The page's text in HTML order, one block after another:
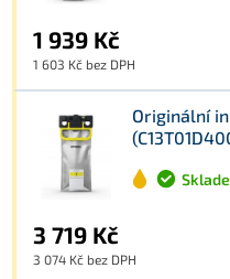
1 939 Kč
1 603 Kč bez DPH
Originální
3 719 Kč
3 074 Kč bez DPH